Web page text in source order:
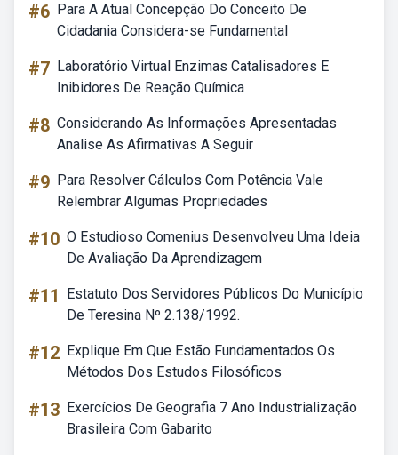
#6 Para A Atual Concepção Do Conceito De
Cidadania Considera-se Fundamental
#7 Laboratório Virtual Enzimas Catalisadores E
Inibidores De Reação Química
#8 Considerando As Informações Apresentadas
Analise As Afirmativas A Seguir
#9 Para Resolver Cálculos Com Potência Vale
Relembrar Algumas Propriedades
#10 O Estudioso Comenius Desenvolveu Uma Ideia
De Avaliação Da Aprendizagem
#11
Estatuto Dos Servidores Públicos Do Município
De Teresina Nº 2.138/1992.
#12 Explique Em Que Estão Fundamentados Os
Métodos Dos Estudos Filosóficos
#13 Exercícios De Geografia 7 Ano Industrialização
Brasileira Com Gabarito